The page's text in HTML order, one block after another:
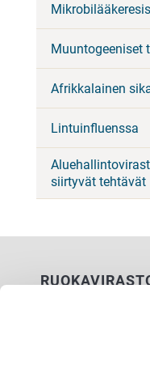
Muuntogeeniset
Afrikkalainen
Lintuinfluenssa
siirtyvät tehtävät